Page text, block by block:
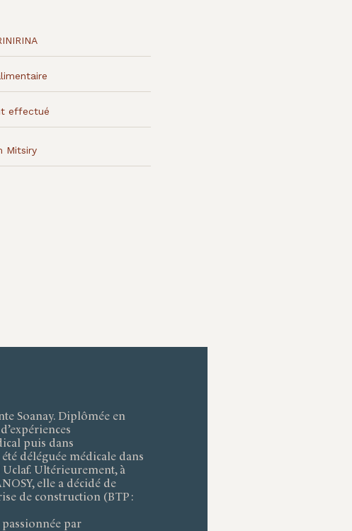
effectué
Mitsiry
Soanay. Diplômée en
puis dans
déléguée médicale dans
Ultérieurement, à
elle a décidé de
de construction (BTP :
passionnée par